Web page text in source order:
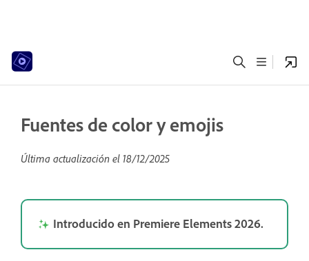
Fuentes de color y emojis
Última actualización el 18/12/2025
Introducido en Premiere Elements 2026.